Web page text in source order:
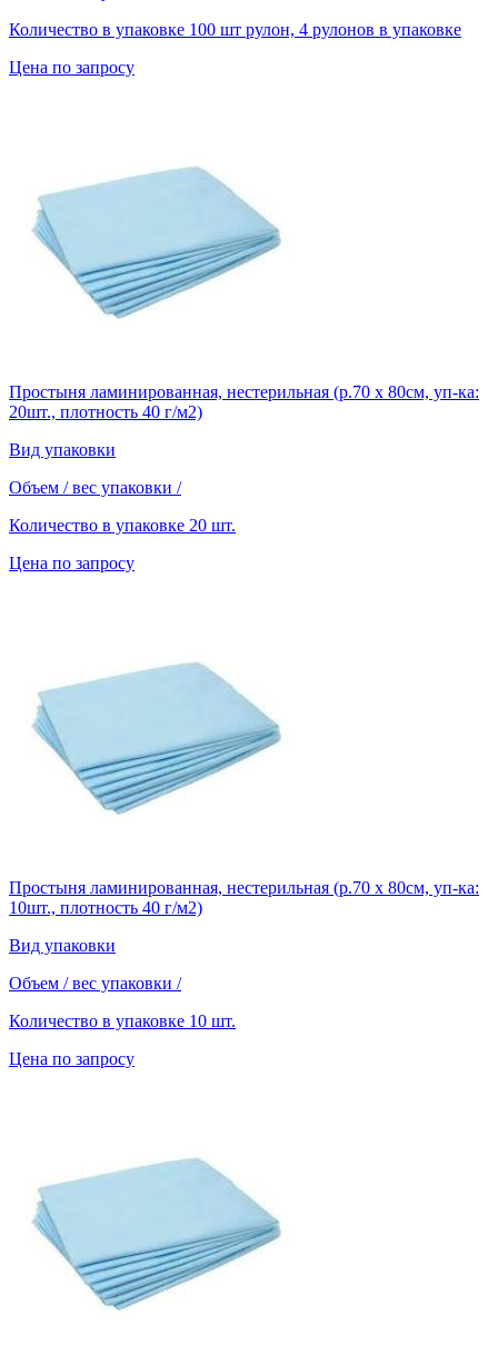
Количество в упаковке 100 шт рулон, 4 рулонов в упаковке
Цена по запросу
Простыня ламинированная, нестерильная (р.70 х 80см, уп-ка:
20шт., плотность 40 г/м2)
Вид упаковки
Объем / вес упаковки /
Количество в упаковке 20 шт.
Цена по запросу
Простыня ламинированная, нестерильная (р.70 х 80см, уп-ка:
10шт., плотность 40 г/м2)
Вид упаковки
Объем / вес упаковки /
Количество в упаковке 10 шт.
Цена по запросу